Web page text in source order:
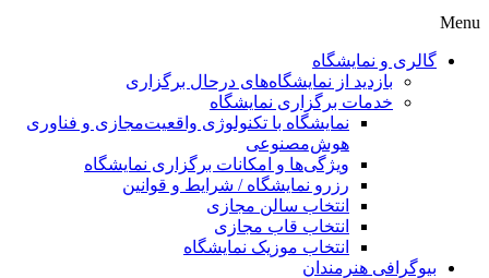
گالری و نمایشگاه
بازدید از نمایشگاه‌های درحال برگزاری
خدمات برگزاری نمایشگاه
نمایشگاه با تکنولوژی واقعیت‌مجازی و فناوری
هوش‌مصنوعی
ویژگی‌ها و امکانات برگزاری نمایشگاه
رزرو نمایشگاه / شرایط و قوانین
انتخاب سالن مجازی
انتخاب قاب مجازی
انتخاب موزیک نمایشگاه
بیوگرافی هنرمندان